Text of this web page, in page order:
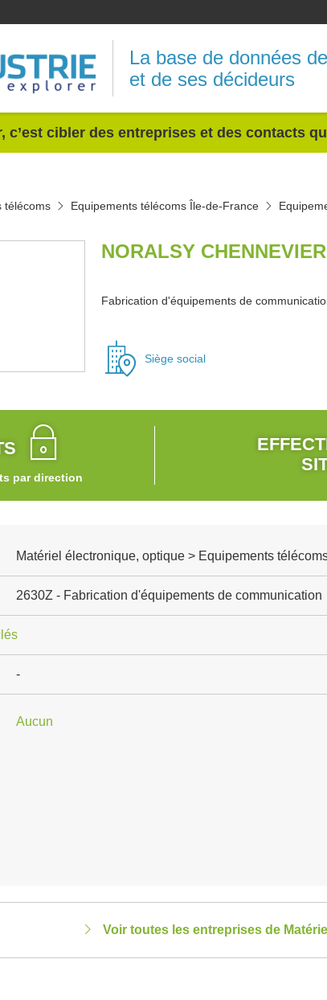
La base de données
et de ses décideurs
c’est cibler des entreprises et des contacts
télécoms Equipements télécoms Île-de-France
NORALSY
Fabrication d'équipements de
Siège social
par direction
Matériel électronique, optique > Equipements
2630Z - Fabrication d'équipements de communication
-
Aucun
Voir toutes les entreprises de